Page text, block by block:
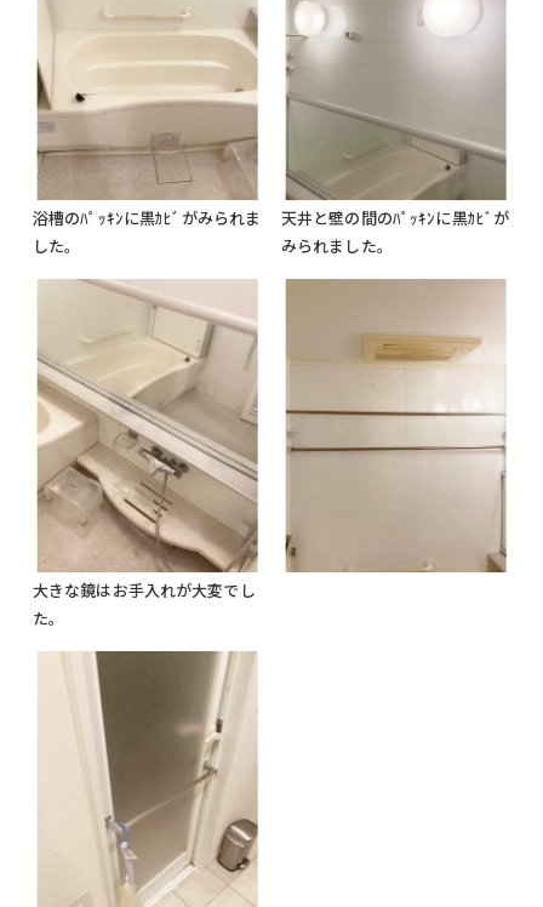
浴槽のﾊﾟｯｷﾝに黒ｶﾋﾞがみられま
した。
天井と壁の間のﾊﾟｯｷﾝに黒ｶﾋﾞが
みられました。
大きな鏡はお手入れが大変でし
た。